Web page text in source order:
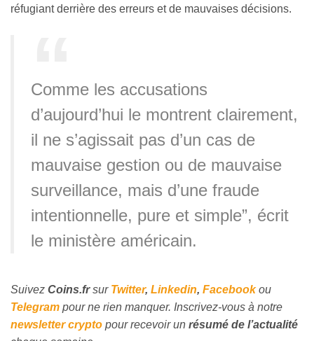
réfugiant derrière des erreurs et de mauvaises décisions.
Comme les accusations
d’aujourd’hui le montrent clairement,
il ne s’agissait pas d’un cas de
mauvaise gestion ou de mauvaise
surveillance, mais d’une fraude
intentionnelle, pure et simple”, écrit
le ministère américain.
Suivez Coins.frsur Twitter, Linkedin, Facebookou
Telegram pour ne rien manquer. Inscrivez-vous à notre
newsletter crypto pour recevoir un résumé de l’actualité